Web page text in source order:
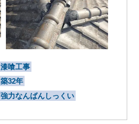
漆喰工事
築32年
強力なんばんしっくい